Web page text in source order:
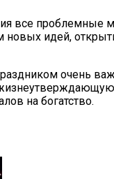
все проблемные
новых идей,
очень
на богатство.